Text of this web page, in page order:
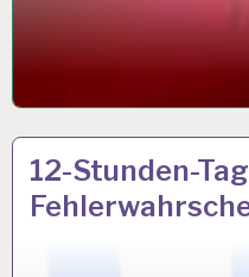
12-
STUNDEN-
ARBEITSTAG…
12-Stunden-
13 JUNI 2018